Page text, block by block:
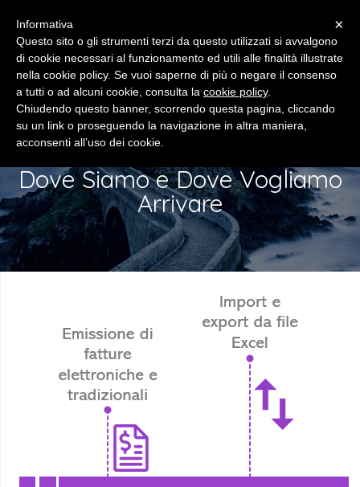
ROADMAP
Dove Siamo e Dove Vogliamo
Arrivare
×
Informativa
Questo sito o gli strumenti terzi da questo utilizzati si avvalgono
di cookie necessari al funzionamento ed utili alle finalità illustrate
nella cookie policy. Se vuoi saperne di più o negare il consenso
a tutti o ad alcuni cookie, consulta la cookie policy.
Chiudendo questo banner, scorrendo questa pagina, cliccando
su un link o proseguendo la navigazione in altra maniera,
acconsenti all’uso dei cookie.